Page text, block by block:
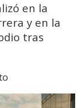
en la
y en la
tras